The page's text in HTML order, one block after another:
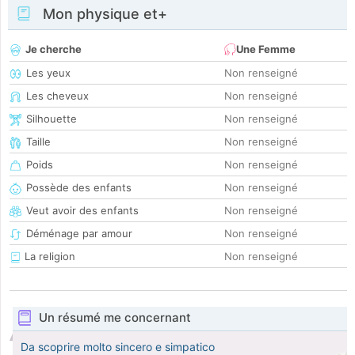
Mon physique et+
Je cherche
Une Femme
Les yeux
Non renseigné
Les cheveux
Non renseigné
Silhouette
Non renseigné
Taille
Non renseigné
Poids
Non renseigné
Possède des enfants
Non renseigné
Veut avoir des enfants
Non renseigné
Déménage par amour
Non renseigné
La religion
Non renseigné
Un résumé me concernant
Da scoprire molto sincero e simpatico